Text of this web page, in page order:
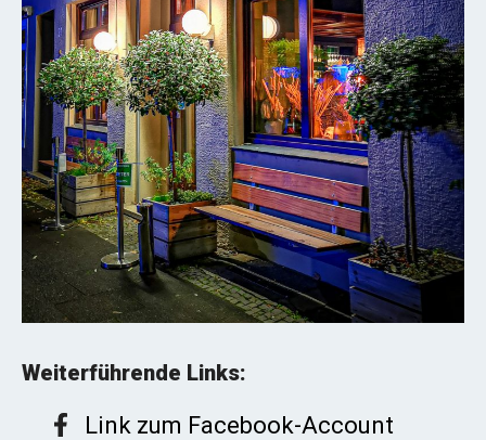
Weiterführende Links:
Link zum Facebook-Account